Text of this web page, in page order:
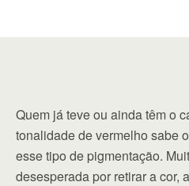
Quem já teve ou ainda têm o
tonalidade de vermelho sabe
esse tipo de pigmentação.
desesperada por retirar a cor,